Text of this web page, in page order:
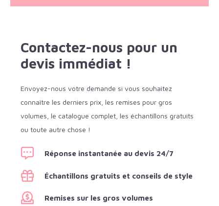
Contactez-nous pour un
devis immédiat !
Envoyez-nous votre demande si vous souhaitez
connaître les derniers prix, les remises pour gros
volumes, le catalogue complet, les échantillons gratuits
ou toute autre chose !
Réponse instantanée au devis 24/7
Échantillons gratuits et conseils de style
Remises sur les gros volumes